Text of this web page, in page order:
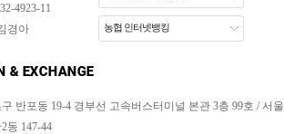
4923-11
경아
농협 인터넷뱅킹
반포동 19-4 경부선 고속버스터미널 본관 3층 99호 / 서울
동 147-44